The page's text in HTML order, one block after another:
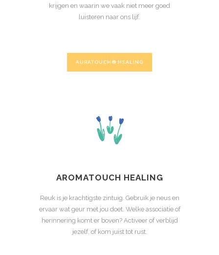
krijgen en waarin we vaak niet meer goed
luisteren naar ons lijf.
AURATOUCH® HEALING
AROMATOUCH HEALING
Reuk is je krachtigste zintuig. Gebruik je neus en
ervaar wat geur met jou doet. Welke associatie of
herinnering komt er boven? Activeer of verblijd
jezelf, of kom juist tot rust.